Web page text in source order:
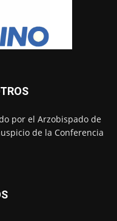
por el Arzobispado de
de la Conferencia